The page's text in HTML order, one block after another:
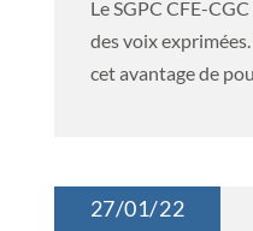
Le SGPC CFE-
des voix
cet avantage de
27/01/22